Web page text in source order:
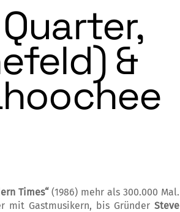
&
Times“(1986) mehr als 300.000 Mal.
mit Gastmusikern, bis Gründer Steve